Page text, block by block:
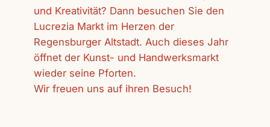
und Kreativität? Dann besuchen Sie den
Lucrezia Markt im Herzen der
Regensburger Altstadt. Auch dieses Jahr
öffnet der Kunst- und Handwerksmarkt
wieder seine Pforten.
Wir freuen uns auf ihren Besuch!